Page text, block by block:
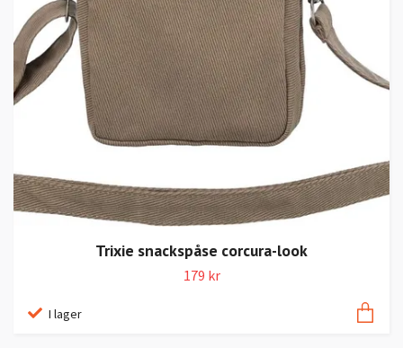
Trixie snackspåse corcura-look
179 kr
I lager